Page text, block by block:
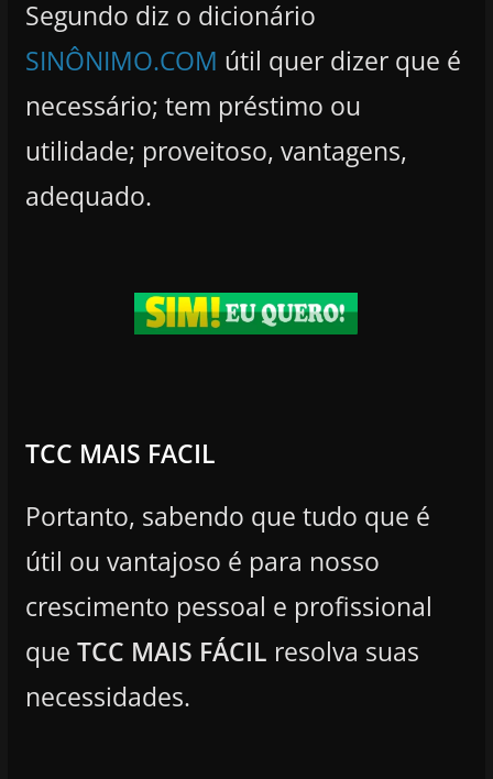
Segundo diz o dicionário
SINÔNIMO.COM útil quer dizer que é
necessário; tem préstimo ou
utilidade; proveitoso, vantagens,
adequado.
TCC MAIS FACIL
Portanto, sabendo que tudo que é
útil ou vantajoso é para nosso
crescimento pessoal e profissional
que TCC MAIS FÁCIL resolva suas
necessidades.